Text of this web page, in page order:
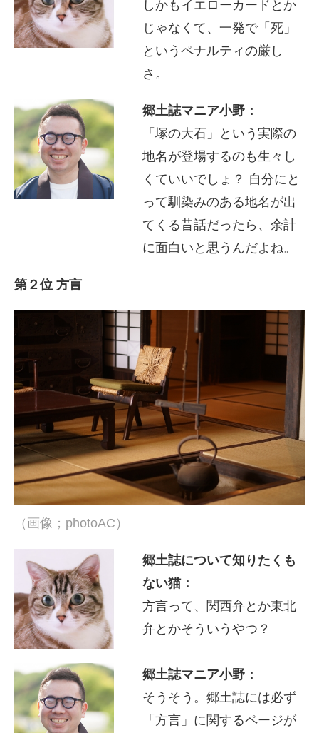
しかもイエローカードとか
じゃなくて、一発で「死」
というペナルティの厳し
さ。
郷土誌マニア小野：
「塚の大石」という実際の
地名が登場するのも生々し
くていいでしょ？ 自分にと
って馴染みのある地名が出
てくる昔話だったら、余計
に面白いと思うんだよね。
第２位 方言
（画像；photoAC）
郷土誌について知りたくも
ない猫：
方言って、関西弁とか東北
弁とかそういうやつ？
郷土誌マニア小野：
そうそう。郷土誌には必ず
「方言」に関するページが